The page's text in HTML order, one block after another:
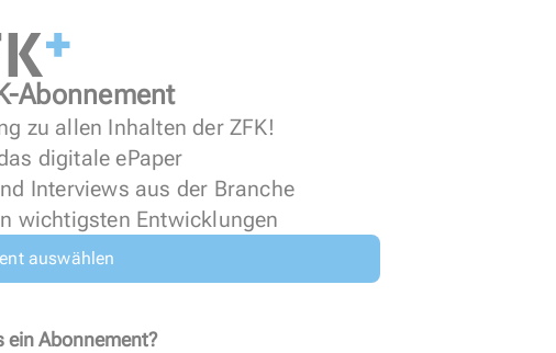
Abonnement
zu allen Inhalten der ZFK!
digitale ePaper
Interviews aus der Branche
wichtigsten Entwicklungen
auswählen
ein Abonnement?